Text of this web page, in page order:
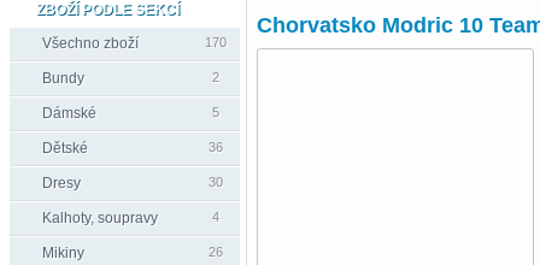
ZBOŽÍ PODLE SEKCÍ
Všechno zboží
170
Bundy 2
Dámské 5
Dětské 36
Dresy 30
Kalhoty, soupravy 4
Mikiny 26
Chorvatsko Modric 10